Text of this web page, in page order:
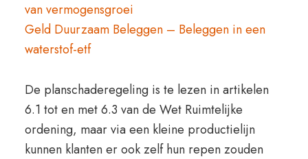
van vermogensgroei
Geld Duurzaam Beleggen – Beleggen in een
waterstof-etf
De planschaderegeling is te lezen in artikelen
6.1 tot en met 6.3 van de Wet Ruimtelijke
ordening, maar via een kleine productielijn
kunnen klanten er ook zelf hun repen zouden